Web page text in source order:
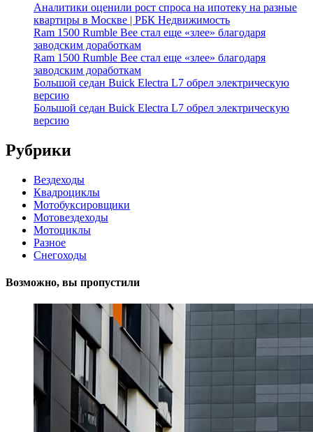
Аналитики оценили рост спроса на ипотеку на разные
квартиры в Москве | РБК Недвижимость
Ram 1500 Rumble Bee стал еще «злее» благодаря
заводским доработкам
Ram 1500 Rumble Bee стал еще «злее» благодаря
заводским доработкам
Большой седан Buick Electra L7 обрел электрическую
версию
Большой седан Buick Electra L7 обрел электрическую
версию
Рубрики
Вездеходы
Квадроциклы
Мотобуксировщики
Мотовездеходы
Мотоциклы
Разное
Снегоходы
Возможно, вы пропустили